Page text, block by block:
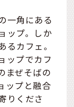
一角にある
ップ。しか
るカフェ。
ップでカフ
まぜそばの
ップと融合
りくださ